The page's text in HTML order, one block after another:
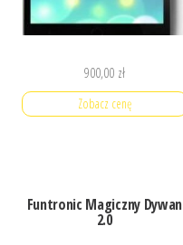
900,00 zł
Zobacz cenę
Funtronic Magiczny Dywan
2.0